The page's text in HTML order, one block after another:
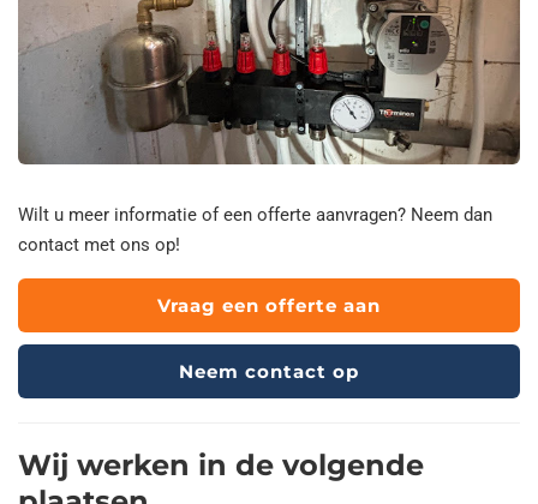
Wilt u meer informatie of een offerte aanvragen? Neem dan
contact met ons op!
Vraag een offerte aan
Neem contact op
Wij werken in de volgende